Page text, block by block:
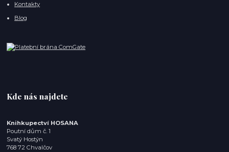
Kontakty
Blog
Kde nás najdete
Knihkupectví HOSANA
Poutní dům č. 1
Svatý Hostýn
768 72 Chvalčov